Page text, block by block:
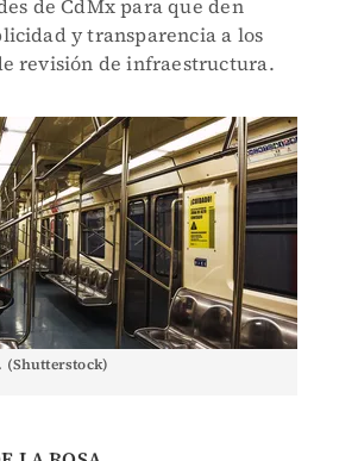
de CdMx para que den
y transparencia a los
revisión de infraestructura.
(Shutterstock)